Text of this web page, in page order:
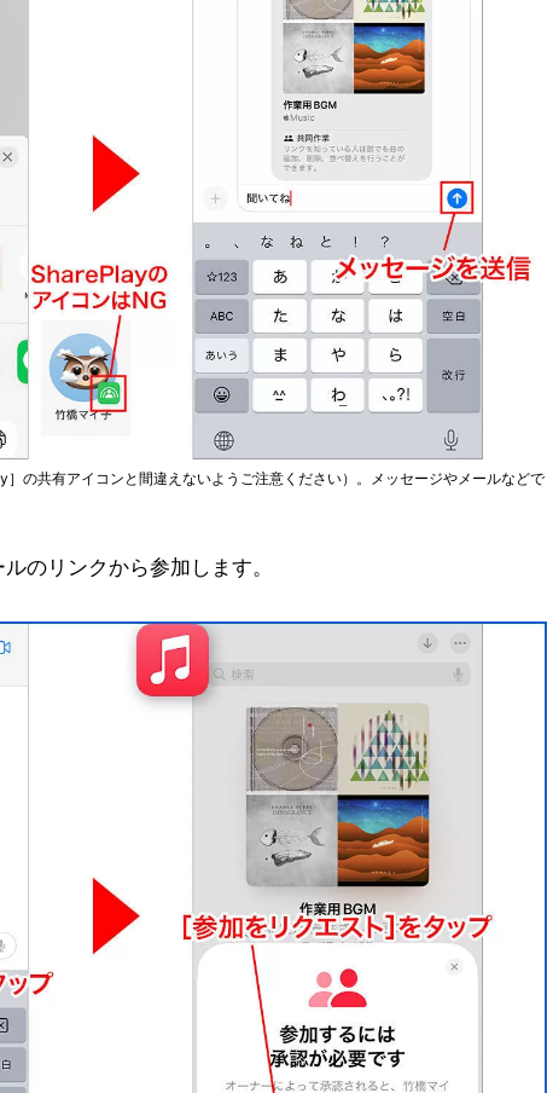
の共有アイコンと間違えないようご注意ください）。メッセージやメールなどで
のリンクから参加します。